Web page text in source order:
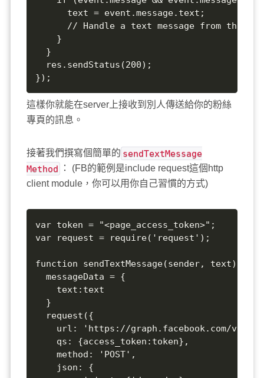
      text = event.message.text;
// Handle a text message from this
    }
  }
  res.sendStatus(200);
});
這樣你就能在server上接收到別人傳送給你的粉絲
專頁的訊息。
接著我們撰寫個簡單的 sendTextMessage
Method
： (FB的範例是include request這個http
client module，你可以用你自己習慣的方式)
var token = "<page_access_token>";
var request = require('request');
function sendTextMessage(sender, text) {
  messageData = {
    text:text
  }
  request({
url: 'https://graph.facebook.com/v2.6/
    qs: {access_token:token},
    method: 'POST',
    json: {